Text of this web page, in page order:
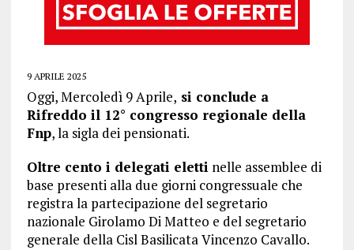
9 APRILE 2025
Oggi, Mercoledì 9 Aprile, si conclude a
Rifreddo il 12° congresso regionale della
Fnp, la sigla dei pensionati.
Oltre cento i delegati eletti nelle assemblee di
base presenti alla due giorni congressuale che
registra la partecipazione del segretario
nazionale Girolamo Di Matteo e del segretario
generale della Cisl Basilicata Vincenzo Cavallo.